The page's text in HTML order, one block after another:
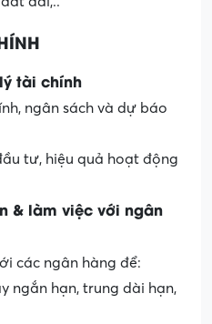
tài chính
ngân sách và dự báo
tư, hiệu quả hoạt động
& làm việc với ngân
các ngân hàng để:
ngắn hạn, trung dài hạn,